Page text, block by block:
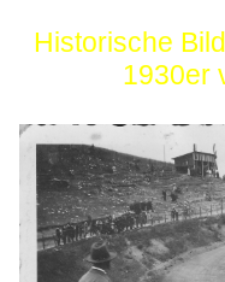
Historische
1930er